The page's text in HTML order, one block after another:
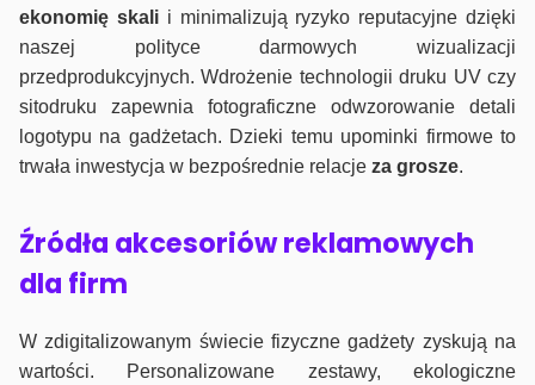
ekonomię skalii minimalizują ryzyko reputacyjne dzięki
naszej polityce darmowych wizualizacji
przedprodukcyjnych. Wdrożenie technologii druku UV czy
sitodruku zapewnia fotograficzne odwzorowanie detali
logotypu na gadżetach. Dzieki temu upominki firmowe to
trwała inwestycja w bezpośrednie relacje za grosze.
Źródła akcesoriów reklamowych
dla firm
W zdigitalizowanym świecie fizyczne gadżety zyskują na
wartości. Personalizowane zestawy, ekologiczne